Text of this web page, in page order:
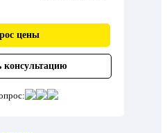
цены
консультацию